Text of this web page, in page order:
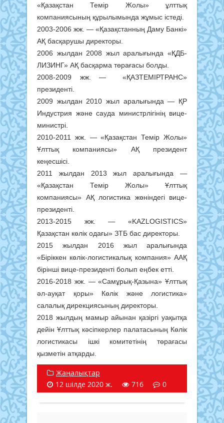
«Қазақстан Темір Жолы» ұлттық
компаниясының құрылымында жұмыс істеді.
2003-2006 жж. — «Қазақстанның Даму Банкі»
АҚ басқарушы директоры.
2006 жылдан 2008 жыл аралығында «ҚДБ-
ЛИЗИНГ» АҚ басқарма төрағасы болды.
2008-2009 жж. — «ҚАЗТЕМІРТРАНС»
президенті.
2009 жылдан 2010 жыл аралығында — ҚР
Индустрия және сауда министрлігінің вице-
министрі.
2010-2011 жж. — «Қазақстан Темір Жолы»
Ұлттық компаниясы» АҚ президент
кеңесшісі.
2011 жылдан 2013 жыл аралығында —
«Қазақстан Темір Жолы» Ұлттық
компаниясы» АҚ логистика жөніндегі вице-
президенті.
2013-2015 жж. — «KAZLOGISTICS»
Қазақстан көлік одағы» ЗТБ бас директоры.
2015 жылдан 2016 жыл аралығында
«Біріккен көлік-логистикалық компания» ААҚ
бірінші вице-президенті болып еңбек етті.
2016-2018 жж. — «Самұрық-Қазына» Ұлттық
әл-ауқат қоры» Көлік және логистика»
салалық дирекциясының директоры.
2018 жылдың мамыр айынан қазіргі уақытқа
дейін Ұлттық кәсіпкерлер палатасының Көлік
логистикасы ішкі комитетінің төрағасы
қызметін атқарды.
Жаңалықтар
12 шілде 2020 ж.
716 0